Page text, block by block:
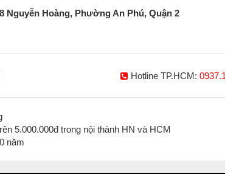
Nguyễn Hoàng, Phường An Phú, Quận 2
Hotline TP.HCM:
5.000.000đ trong nội thành HN và HCM
năm